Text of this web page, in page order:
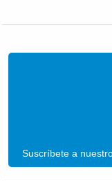
Suscríbete a